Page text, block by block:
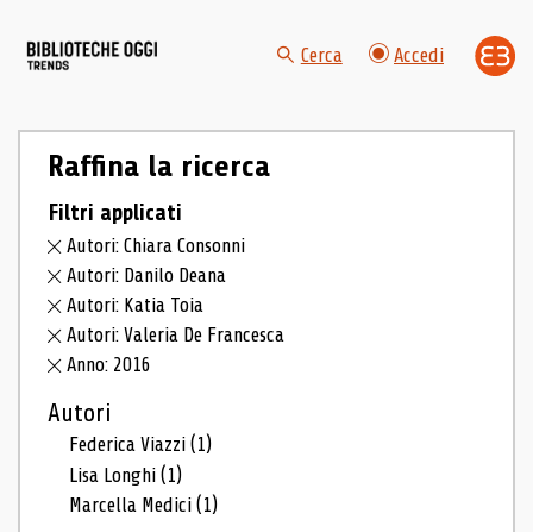
Cerca Accedi
Raffina la ricerca
Filtri applicati
Autori: Chiara Consonni
Autori: Danilo Deana
Autori: Katia Toia
Autori: Valeria De Francesca
Anno: 2016
Autori
Federica Viazzi(1)
Lisa Longhi(1)
Marcella Medici(1)